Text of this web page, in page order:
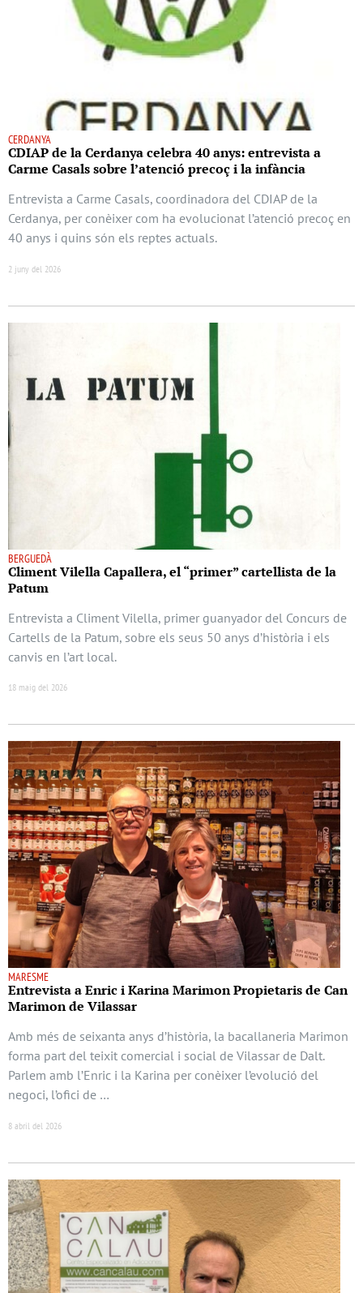
CERDANYA
CDIAP de la Cerdanya celebra 40 anys: entrevista a
Carme Casals sobre l’atenció precoç i la infància
Entrevista a Carme Casals, coordinadora del CDIAP de la
Cerdanya, per conèixer com ha evolucionat l’atenció precoç en
40 anys i quins són els reptes actuals.
2 juny del 2026
BERGUEDÀ
Climent Vilella Capallera, el “primer” cartellista de la
Patum
Entrevista a Climent Vilella, primer guanyador del Concurs de
Cartells de la Patum, sobre els seus 50 anys d’història i els
canvis en l’art local.
18 maig del 2026
MARESME
Entrevista a Enric i Karina Marimon Propietaris de Can
Marimon de Vilassar
Amb més de seixanta anys d’història, la bacallaneria Marimon
forma part del teixit comercial i social de Vilassar de Dalt.
Parlem amb l’Enric i la Karina per conèixer l’evolució del
negoci, l’ofici de …
8 abril del 2026